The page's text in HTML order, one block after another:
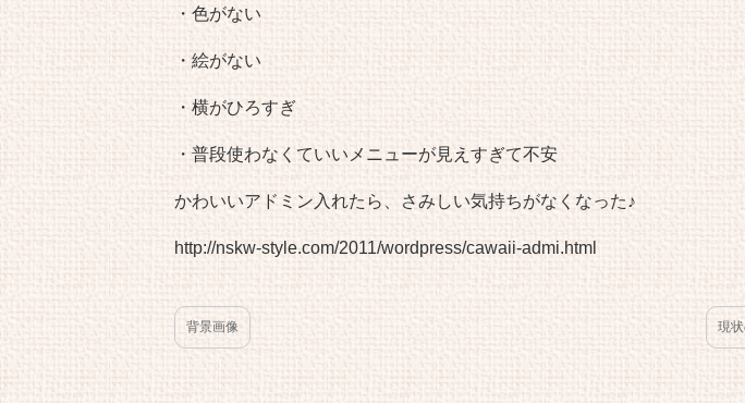
・色がない
・絵がない
・横がひろすぎ
・普段使わなくていいメニューが見えすぎて不安
かわいいアドミン入れたら、さみしい気持ちがなくなった♪
http://nskw-style.com/2011/wordpress/cawaii-admi.html
背景画像 現